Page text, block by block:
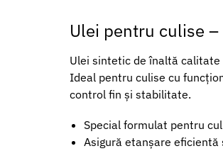
Ulei pentru culise
Ulei sintetic de înaltă
Ideal pentru culise cu
control fin și stabilitate.
Special formulat pentru
Asigură etanșare